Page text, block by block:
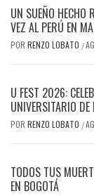
UN SUEÑO HECHO
VEZ AL PERÚ EN
POR RENZO LOBATO /
U FEST 2026:
UNIVERSITARIO
POR RENZO LOBATO /
TODOS TUS
EN BOGOTÁ